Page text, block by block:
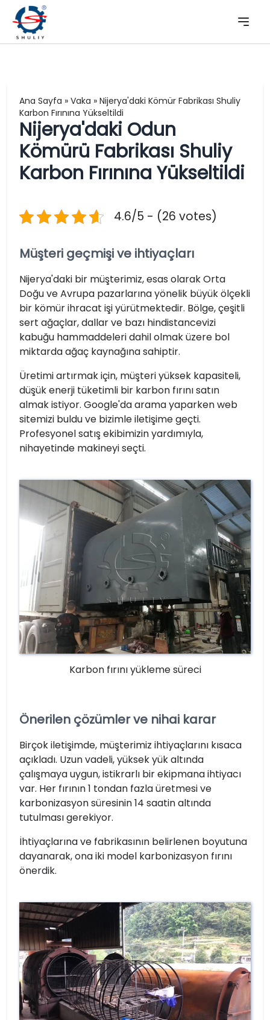
Ana Sayfa » Vaka » Nijerya'daki Kömür Fabrikası Shuliy
Karbon Fırınına Yükseltildi
Nijerya'daki Odun
Kömürü Fabrikası Shuliy
Karbon Fırınına Yükseltildi
4.6/5 - (26 votes)
Müşteri geçmişi ve ihtiyaçları
Nijerya'daki bir müşterimiz, esas olarak Orta
Doğu ve Avrupa pazarlarına yönelik büyük ölçekli
bir kömür ihracat işi yürütmektedir. Bölge, çeşitli
sert ağaçlar, dallar ve bazı hindistancevizi
kabuğu hammaddeleri dahil olmak üzere bol
miktarda ağaç kaynağına sahiptir.
Üretimi artırmak için, müşteri yüksek kapasiteli,
düşük enerji tüketimli bir karbon fırını satın
almak istiyor. Google'da arama yaparken web
sitemizi buldu ve bizimle iletişime geçti.
Profesyonel satış ekibimizin yardımıyla,
nihayetinde makineyi seçti.
Karbon fırını yükleme süreci
Önerilen çözümler ve nihai karar
Birçok iletişimde, müşterimiz ihtiyaçlarını kısaca
açıkladı. Uzun vadeli, yüksek yük altında
çalışmaya uygun, istikrarlı bir ekipmana ihtiyacı
var. Her fırının 1 tondan fazla üretmesi ve
karbonizasyon süresinin 14 saatin altında
tutulması gerekiyor.
İhtiyaçlarına ve fabrikasının belirlenen boyutuna
dayanarak, ona iki model karbonizasyon fırını
önerdik.